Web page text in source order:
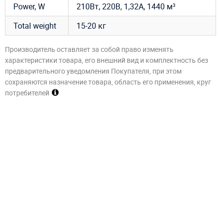
Power, W
210Вт, 220В, 1,32A, 1440 м³
Total weight
15-20 кг
Производитель оставляет за собой право изменять
характеристики товара, его внешний вид и комплектность без
предварительного уведомления Покупателя, при этом
сохраняются назначение товара, область его применения, круг
потребителей